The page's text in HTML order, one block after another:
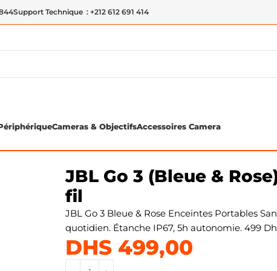
Support Technique : +212 612 691 414
Cameras & ObjectifsAccessoires Camera
JBL Go 3 (Bleue &
fil
JBL Go 3 Bleue & Rose Enceintes Portables
quotidien. Étanche IP67, 5h autonomie. 499
DHS 499,00